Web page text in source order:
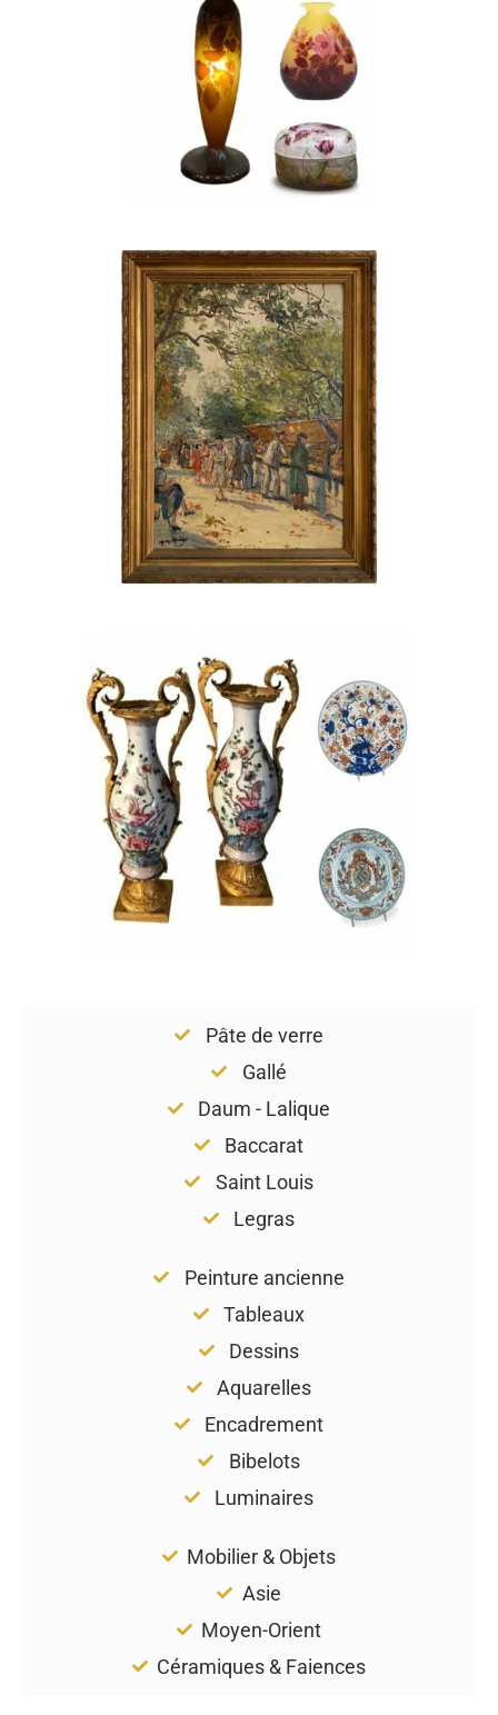
Pâte de verre
Gallé
Daum - Lalique
Baccarat
Saint Louis
Legras
Peinture ancienne
Tableaux
Dessins
Aquarelles
Encadrement
Bibelots
Luminaires
Mobilier & Objets
Asie
Moyen-Orient
Céramiques & Faiences